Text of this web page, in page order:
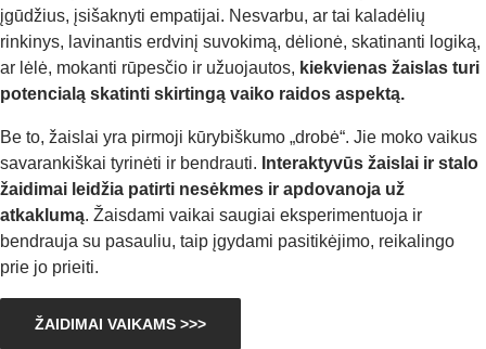
įgūdžius, įsišaknyti empatijai. Nesvarbu, ar tai kaladėlių
rinkinys, lavinantis erdvinį suvokimą, dėlionė, skatinanti logiką,
ar lėlė, mokanti rūpesčio ir užuojautos, kiekvienas žaislas turi
potencialą skatinti skirtingą vaiko raidos aspektą.
Be to, žaislai yra pirmoji kūrybiškumo „drobė“. Jie moko vaikus
savarankiškai tyrinėti ir bendrauti. Interaktyvūs žaislai ir stalo
žaidimai leidžia patirti nesėkmes ir apdovanoja už
atkaklumą. Žaisdami vaikai saugiai eksperimentuoja ir
bendrauja su pasauliu, taip įgydami pasitikėjimo, reikalingo
prie jo prieiti.
ŽAIDIMAI VAIKAMS >>>